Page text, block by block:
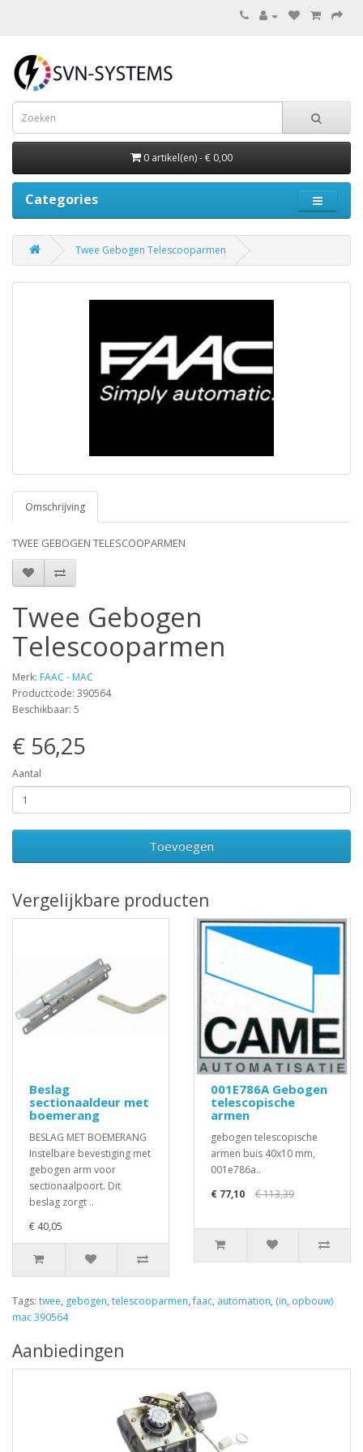
0 artikel(en) - € 0,00
Categories
Twee Gebogen Telescooparmen
Omschrijving
TWEE GEBOGEN TELESCOOPARMEN
Twee Gebogen
Telescooparmen
Merk: FAAC - MAC
Productcode: 390564
Beschikbaar: 5
€ 56,25
Aantal
Toevoegen
Vergelijkbare producten
Beslag
sectionaaldeur met
boemerang
BESLAG MET BOEMERANG
Instelbare bevestiging met
gebogen arm voor
sectionaalpoort. Dit
beslag zorgt ..
€ 40,05
001E786A Gebogen
telescopische
armen
gebogen telescopische
armen buis 40x10 mm,
001e786a..
€ 77,10
€ 113,39
Tags: twee, gebogen, telescooparmen,faac, automation, (in, opbouw)
mac 390564
Aanbiedingen